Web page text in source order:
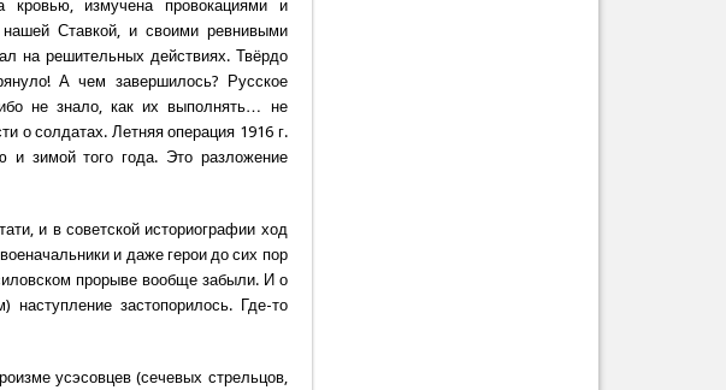
кровью, измучена провокациями и
Ставкой, и своими ревнивыми
на решительных действиях. Твёрдо
А чем завершилось? Русское
не знало, как их выполнять… не
о солдатах. Летняя операция 1916 г.
и зимой того года. Это разложение
и в советской историографии ход
и даже герои до сих пор
прорыве вообще забыли. И о
застопорилось. Где-то
усэсовцев (сечевых стрельцов,